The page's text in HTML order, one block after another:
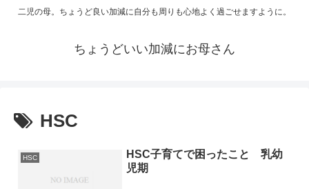
二児の母。ちょうど良い加減に自分も周りも心地よく過ごせますように。
ちょうどいい加減にお母さん
HSC
HSC
HSC子育てで困ったこと 乳幼
児期